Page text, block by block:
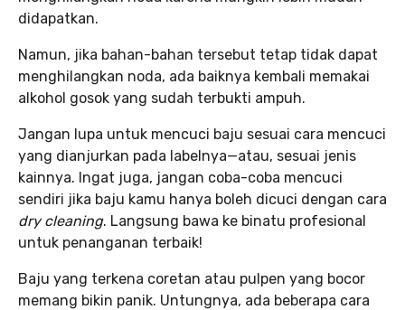
didapatkan.
Namun, jika bahan-bahan tersebut tetap tidak dapat
menghilangkan noda, ada baiknya kembali memakai
alkohol gosok yang sudah terbukti ampuh.
Jangan lupa untuk mencuci baju sesuai cara mencuci
yang dianjurkan pada labelnya—atau, sesuai jenis
kainnya. Ingat juga, jangan coba-coba mencuci
sendiri jika baju kamu hanya boleh dicuci dengan cara
dry cleaning. Langsung bawa ke binatu profesional
untuk penanganan terbaik!
Baju yang terkena coretan atau pulpen yang bocor
memang bikin panik. Untungnya, ada beberapa cara